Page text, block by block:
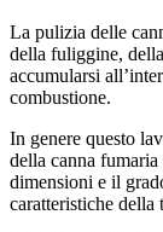
La pulizia delle
della fuliggine,
accumularsi
combustione.
In genere questo
della canna
dimensioni e il
caratteristiche della